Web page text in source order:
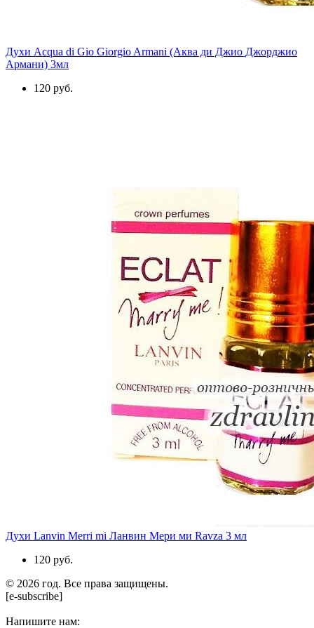
Духи Acqua di Gio Giorgio Armani (Аква ди Джио Джорджио
Армани) 3мл
120 руб.
Духи Lanvin Merri mi Ланвин Мери ми Ravza 3 мл
120 руб.
© 2026 год. Все права защищены.
[e-subscribe]
Напишите нам: